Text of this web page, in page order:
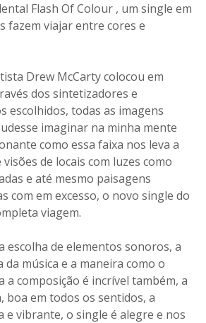
Flash Of Colour , um single em
fazem viajar entre cores e
Drew McCarty colocou em
dos sintetizadores e
escolhidos, todas as imagens
imaginar na minha mente
como essa faixa nos leva a
de locais com luzes como
e até mesmo paisagens
com em excesso, o novo single do
viagem.
escolha de elementos sonoros, a
da música e a maneira como o
a composição é incrível também, a
boa em todos os sentidos, a
e vibrante, o single é alegre e nos